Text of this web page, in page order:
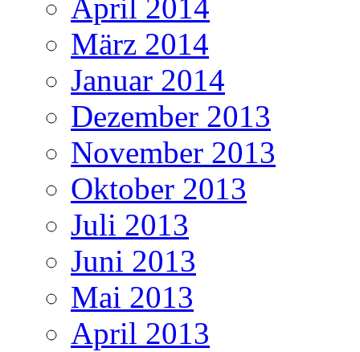
April 2014
März 2014
Januar 2014
Dezember 2013
November 2013
Oktober 2013
Juli 2013
Juni 2013
Mai 2013
April 2013